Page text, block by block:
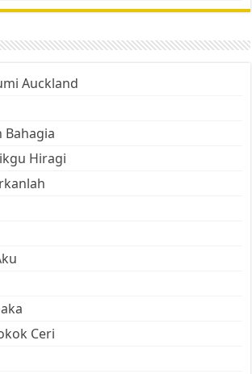
Auckland
Bahagia
Hiragi
Ceri